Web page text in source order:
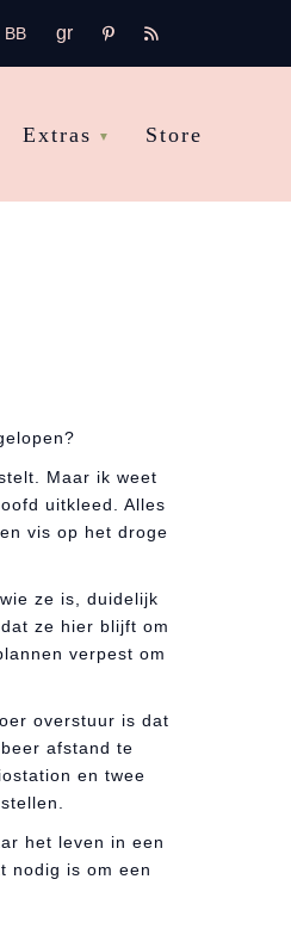
bb gr pinterestrss
Extras Store
Maar ik weet
uitkleed. Alles
vis op het droge
ze is, duidelijk
ze hier blijft om
verpest om
overstuur is dat
afstand te
en twee
het leven in een
nodig is om een